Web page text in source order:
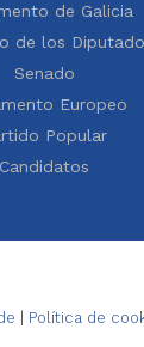
de Galicia
de los
Senado
Europeo
Popular
Candidatos
Política de